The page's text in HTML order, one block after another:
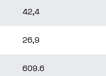
42,4
26,9
609.6